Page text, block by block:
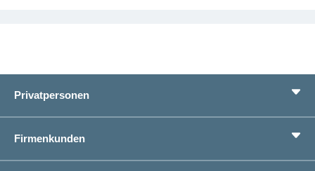
Privatpersonen
Lebenssituationen
Service
Firmenkunden